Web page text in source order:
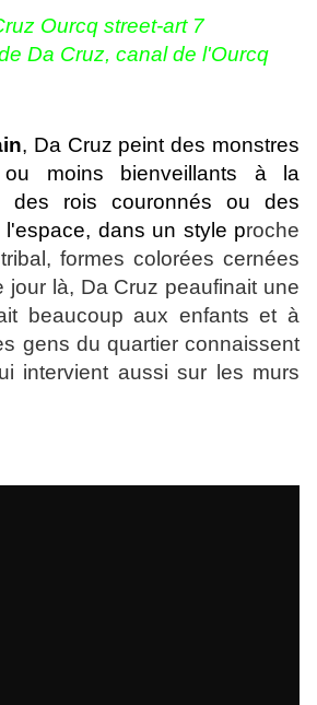
Da Cruz, canal de l'Ourcq
, Da Cruz peint des monstres
moins bienveillants à la
des rois couronnés ou des
dans un style proche
formes colorées cernées
jour là, Da Cruz peaufinait une
beaucoup aux enfants et à
gens du quartier connaissent
intervient aussi sur les murs